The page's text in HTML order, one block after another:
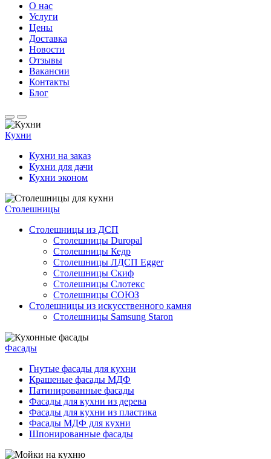
О нас
Услуги
Цены
Доставка
Новости
Отзывы
Вакансии
Контакты
Блог
Кухни
Кухни на заказ
Кухни для дачи
Кухни эконом
Cтолешницы
Столешницы из ДСП
Столешницы Duropal
Столешницы Кедр
Столешницы ЛДСП Egger
Столешницы Скиф
Столешницы Слотекс
Столешницы СОЮЗ
Столешницы из искусственного камня
Столешницы Samsung Staron
Фасады
Гнутые фасады для кухни
Крашеные фасады МДФ
Патинированные фасады
Фасады для кухни из дерева
Фасады для кухни из пластика
Фасады МДФ для кухни
Шпонированные фасады